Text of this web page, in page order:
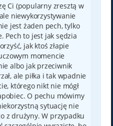
Ci (popularny zresztą w
niewykorzystywanie
jest żaden pech, tylko
Pech to jest jak sędzia
jak ktoś złapie
momencie
albo jak przeciwnik
ale piłka i tak wpadnie
którego nikt nie mógł
O pechu mówimy
sytuację nie
z drużyny. W przypadku